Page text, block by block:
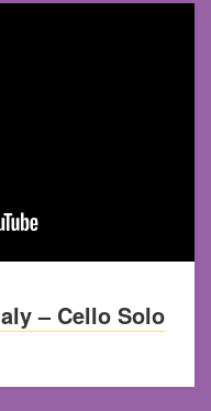
– Cello Solo